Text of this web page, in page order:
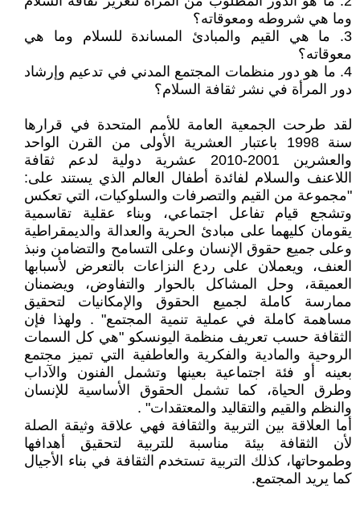
وما هي شروطه ومعوقاته؟
3. ما هي القيم والمبادئ المساندة للسلام وما هي
معوقاته؟
4. ما هو دور منظمات المجتمع المدني في تدعيم وإرشاد
دور المرأة في نشر ثقافة السلام؟
لقد طرحت الجمعية العامة للأمم المتحدة في قرارها
سنة 1998 باعتبار العشرية الأولى من القرن الواحد
والعشرين 2001-2010 عشرية دولية لدعم ثقافة
اللاعنف والسلام لفائدة أطفال العالم الذي يستند على:
"مجموعة من القيم والتصرفات والسلوكيات، التي تعكس
وتشجع قيام تفاعل اجتماعي، وبناء عقلية تقاسمية
يقومان كليهما على مبادئ الحرية والعدالة والديمقراطية
وعلى جميع حقوق الإنسان وعلى التسامح والتضامن ونبذ
العنف، ويعملان على ردع النزاعات بالتعرض لأسبابها
العميقة، وحل المشاكل بالحوار والتفاوض، ويضمنان
ممارسة كاملة لجميع الحقوق والإمكانيات لتحقيق
مساهمة كاملة في عملية تنمية المجتمع" . ولهذا فإن
الثقافة حسب تعريف منظمة اليونسكو "هي كل السمات
الروحية والمادية والفكرية والعاطفية التي تميز مجتمع
بعينه أو فئة اجتماعية بعينها وتشمل الفنون والآداب
وطرق الحياة، كما تشمل الحقوق الأساسية للإنسان
والنظم والقيم والتقاليد والمعتقدات" .
أما العلاقة بين التربية والثقافة فهي علاقة وثيقة الصلة
لأن الثقافة بيئة مناسبة للتربية لتحقيق أهدافها
وطموحاتها، كذلك التربية تستخدم الثقافة في بناء الأجيال
كما يريد المجتمع.